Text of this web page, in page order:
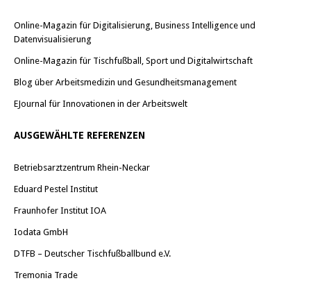
Online-Magazin für Digitalisierung, Business Intelligence und
Datenvisualisierung
Online-Magazin für Tischfußball, Sport und Digitalwirtschaft
Blog über Arbeitsmedizin und Gesundheitsmanagement
EJournal für Innovationen in der Arbeitswelt
AUSGEWÄHLTE REFERENZEN
Betriebsarztzentrum Rhein-Neckar
Eduard Pestel Institut
Fraunhofer Institut IOA
Iodata GmbH
DTFB – Deutscher Tischfußballbund e.V.
Tremonia Trade